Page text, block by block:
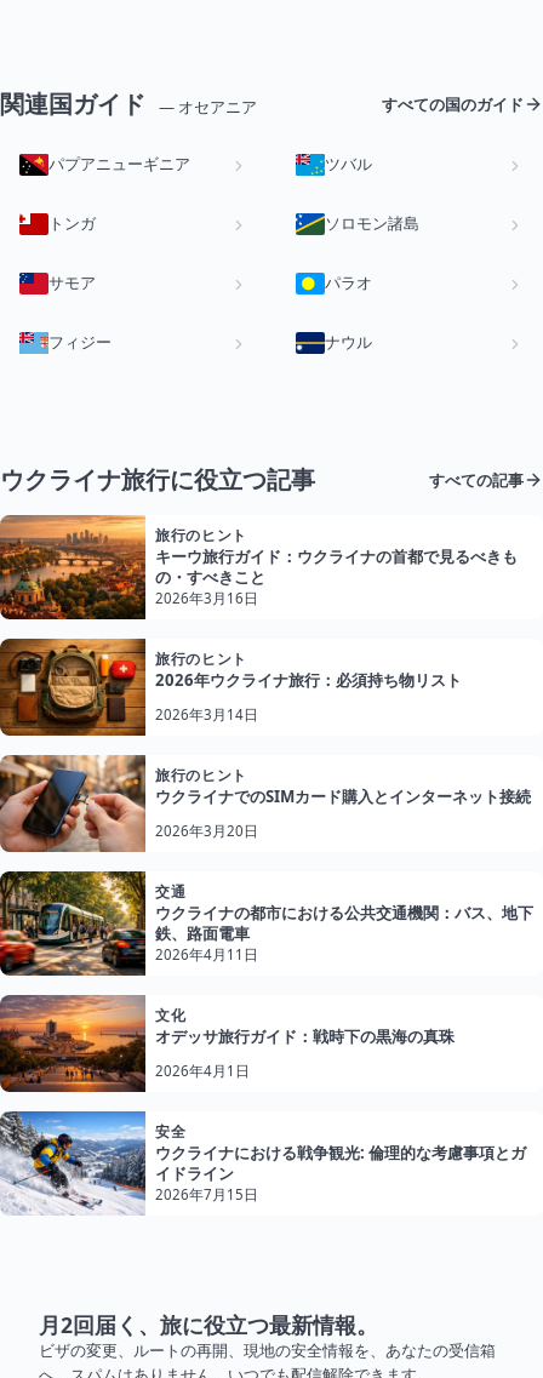
関連国ガイド — オセアニア すべての国のガイド
パプアニューギニア ツバル
トンガ ソロモン諸島
サモア パラオ
フィジー ナウル
ウクライナ旅行に役立つ記事 すべての記事
旅行のヒント
キーウ旅行ガイド：ウクライナの首都で見るべきも
の・すべきこと
2026年3月16日
旅行のヒント
2026年ウクライナ旅行：必須持ち物リスト
2026年3月14日
旅行のヒント
ウクライナでのSIMカード購入とインターネット接続
2026年3月20日
交通
ウクライナの都市における公共交通機関：バス、地下
鉄、路面電車
2026年4月11日
文化
オデッサ旅行ガイド：戦時下の黒海の真珠
2026年4月1日
安全
ウクライナにおける戦争観光: 倫理的な考慮事項とガ
イドライン
2026年7月15日
月2回届く、旅に役立つ最新情報。
ビザの変更、ルートの再開、現地の安全情報を、あなたの受信箱